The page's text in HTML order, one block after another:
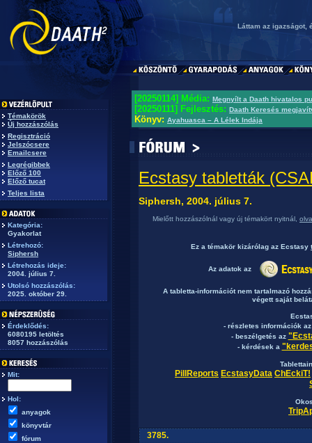
Láttam az igazságot,
Témakörök
Új hozzászólás
Regisztráció
Jelszócsere
Emailcsere
Legrégibbek
Előző 100
Előző tucat
Teljes lista
Kategória:
Gyakorlat
Létrehozó:
Siphersh
Létrehozás ideje:
2004. július 7.
Utolsó hozzászólás:
2025. október 29.
Érdeklődés:
6080195 letöltés
8057 hozzászólás
Mit:
Hol:
anyagok
könyvtár
fórum
[20250114] Média: Megnyílt a Daath hivatalos
[20250111] Fejlesztés: Daath Keresés
Könyv: Ayahuasca – A Lélek Indája
Ecstasy tabletták
Siphersh, 2004. július 7.
Mielőtt hozzászólnál vagy új témakört nyitnál,
Ez a témakör kizárólag az Ecstasy
Az adatok az
A tabletta-információt nem tartalmazó
végett saját
- részletes információk
- beszélgetés az
- kérdések a
PillReports EcstasyData ChEckiT!
3785.